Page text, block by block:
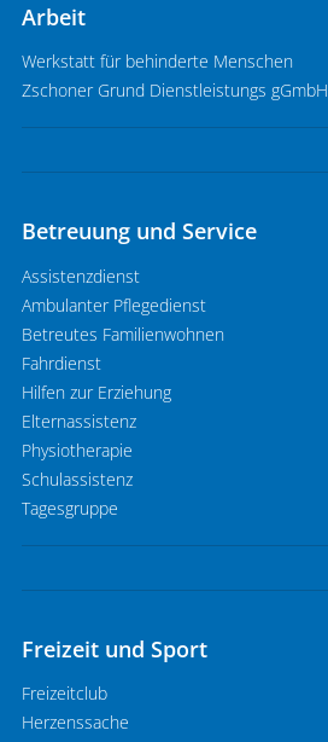
Arbeit
Werkstatt für behinderte Menschen
Zschoner Grund Dienstleistungs gGmbH
Betreuung und Service
Assistenzdienst
Ambulanter Pflegedienst
Betreutes Familienwohnen
Fahrdienst
Hilfen zur Erziehung
Elternassistenz
Physiotherapie
Schulassistenz
Tagesgruppe
Freizeit und Sport
Freizeitclub
Herzenssache